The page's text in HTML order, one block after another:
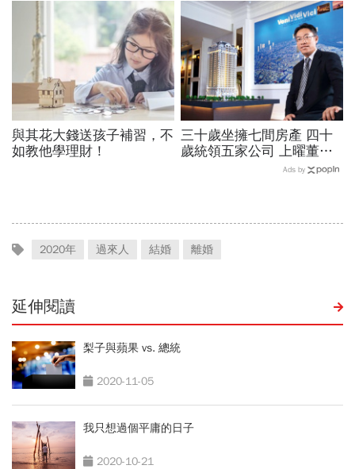
與其花大錢送孩子補習，不
如教他學理財！
三十歲坐擁七間房產 四十
歲統領五家公司 上曜董座
張祐銘 不可思議的闖蕩人
Ads by
2020年 過來人 結婚 離婚
延伸閱讀
梨子與蘋果 vs. 總統
2020-11-05
我只想過個平庸的日子
2020-10-21